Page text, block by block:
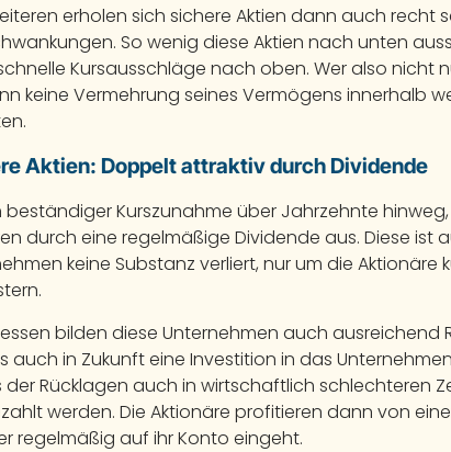
erholen sich sichere Aktien dann auch recht
So wenig diese Aktien nach unten
Kursausschläge nach oben. Wer also nicht
keine Vermehrung seines Vermögens innerhalb
Aktien: Doppelt attraktiv durch Dividende
beständiger Kurszunahme über Jahrzehnte
durch eine regelmäßige Dividende aus. Diese ist
keine Substanz verliert, nur um die Aktionäre
bilden diese Unternehmen auch ausreichend
auch in Zukunft eine Investition in das
der Rücklagen auch in wirtschaftlich schlechteren
werden. Die Aktionäre profitieren dann von
regelmäßig auf ihr Konto eingeht.